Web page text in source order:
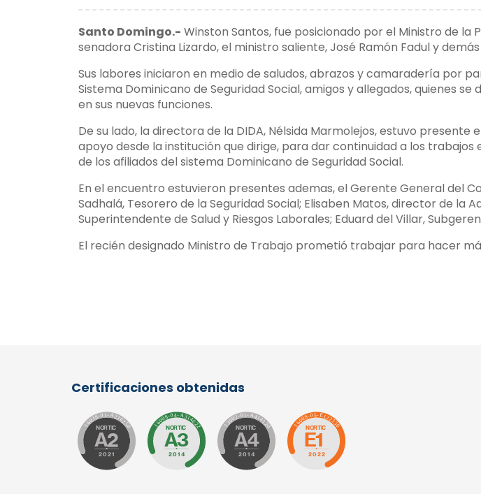
Santo Domingo.- Winston Santos, fue posicionado por el Ministro de la
senadora Cristina Lizardo, el ministro saliente, José Ramón Fadul y
Sus labores iniciaron en medio de saludos, abrazos y camaradería por
Sistema Dominicano de Seguridad Social, amigos y allegados, quienes
en sus nuevas funciones.
De su lado, la directora de la DIDA, Nélsida Marmolejos, estuvo
apoyo desde la institución que dirige, para dar continuidad a los
de los afiliados del sistema Dominicano de Seguridad Social.
En el encuentro estuvieron presentes ademas, el Gerente General del
Sadhalá, Tesorero de la Seguridad Social; Elisaben Matos, director de la
Superintendente de Salud y Riesgos Laborales; Eduard del Villar,
El recién designado Ministro de Trabajo prometió trabajar para hacer
Certificaciones obtenidas